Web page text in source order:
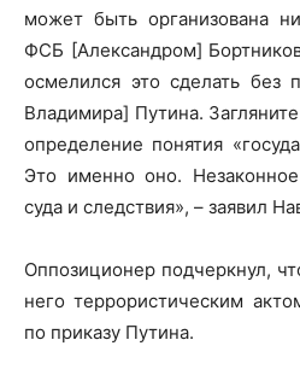
может быть организована
ФСБ [Александром]
осмелился это сделать без
Владимира] Путина.
определение понятия
Это именно оно.
суда и следствия», – заявил
Оппозиционер подчеркнул,
него террористическим
по приказу Путина.